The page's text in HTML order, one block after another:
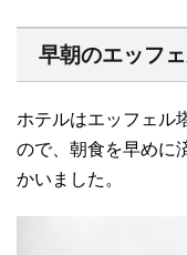
早朝のエッフ
ホテルはエッフェル
ので、朝食を早めに
かいました。